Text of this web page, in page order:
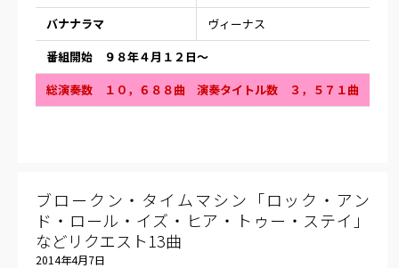
バナナラマ
ヴィーナス
番組開始 ９８年４月１２日〜
総演奏数 １０，６８８曲 演奏タイトル数 ３，５７１曲
ブロークン・タイムマシン「ロック・アン
ド・ロール・イズ・ヒア・トゥー・ステイ」
などリクエスト13曲
2014年4月7日